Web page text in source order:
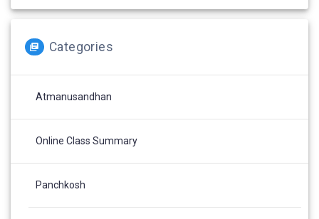
Categories
Atmanusandhan
Online Class Summary
Panchkosh